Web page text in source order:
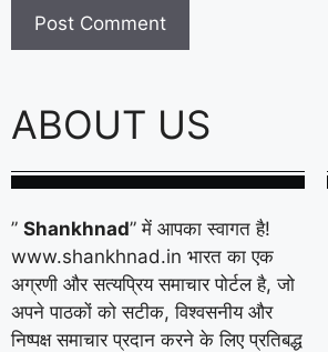
ABOUT US
” Shankhnad” में आपका स्वागत है!
www.shankhnad.in भारत का एक
अग्रणी और सत्यप्रिय समाचार पोर्टल है, जो
अपने पाठकों को सटीक, विश्वसनीय और
निष्पक्ष समाचार प्रदान करने के लिए प्रतिबद्ध